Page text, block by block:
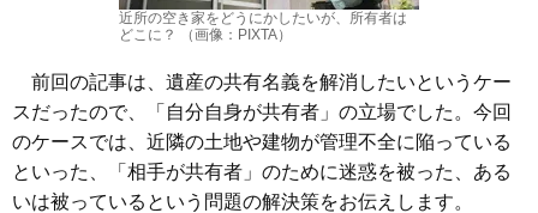
近所の空き家をどうにかしたいが、所有者は
どこに？ （画像：PIXTA）
前回の記事は、遺産の共有名義を解消したいというケー
スだったので、「自分自身が共有者」の立場でした。今回
のケースでは、近隣の土地や建物が管理不全に陥っている
といった、「相手が共有者」のために迷惑を被った、ある
いは被っているという問題の解決策をお伝えします。